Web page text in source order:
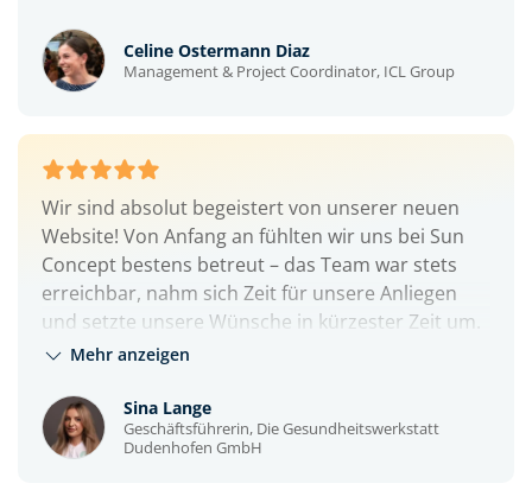
Celine Ostermann Diaz
Management & Project Coordinator, ICL Group
Wir sind absolut begeistert von unserer neuen
Website! Von Anfang an fühlten wir uns bei Sun
Concept bestens betreut – das Team war stets
erreichbar, nahm sich Zeit für unsere Anliegen
und setzte unsere Wünsche in kürzester Zeit um.
Was uns besonders beeindruckt hat, war, wie sie
sondern sogar übertroffen haben. Die kreative
und professionelle Umsetzung unserer Website
hat unsere Erwartungen weit übertroffen. Wir
Mehr anzeigen
Sina Lange
Geschäftsführerin, Die Gesundheitswerkstatt
Dudenhofen GmbH